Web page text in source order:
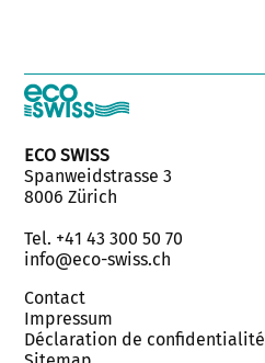
ECO SWISS
Spanweidstrasse 3
8006 Zürich
Tel. +41 43 300 50 70
info@eco-swiss.ch
Contact
Impressum
Déclaration de confidentialité